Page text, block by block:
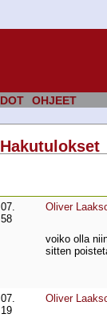
OHJEET
Oliver
voiko olla
sitten
Oliver